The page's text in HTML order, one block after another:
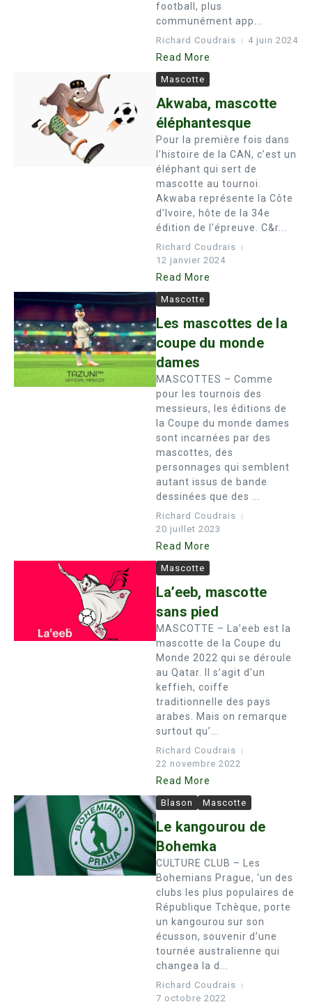
football, plus
communément app...
Richard Coudrais 4 juin 2024
Read More
Mascotte
Akwaba, mascotte
éléphantesque
Pour la première fois dans
l’histoire de la CAN, c’est un
éléphant qui sert de
mascotte au tournoi.
Akwaba représente la Côte
d’Ivoire, hôte de la 34e
édition de l’épreuve. C&r...
Richard Coudrais
12 janvier 2024
Read More
Mascotte
Les mascottes de la
coupe du monde
dames
MASCOTTES – Comme
pour les tournois des
messieurs, les éditions de
la Coupe du monde dames
sont incarnées par des
mascottes, des
personnages qui semblent
autant issus de bande
dessinées que des ...
Richard Coudrais
20 juillet 2023
Read More
Mascotte
La’eeb, mascotte
sans pied
MASCOTTE – La’eeb est la
mascotte de la Coupe du
Monde 2022 qui se déroule
au Qatar. Il s’agit d’un
keffieh, coiffe
traditionnelle des pays
arabes. Mais on remarque
surtout qu’...
Richard Coudrais
22 novembre 2022
Read More
Blason Mascotte
Le kangourou de
Bohemka
CULTURE CLUB – Les
Bohemians Prague, ‘un des
clubs les plus populaires de
République Tchèque, porte
un kangourou sur son
écusson, souvenir d’une
tournée australienne qui
changea la d...
Richard Coudrais
7 octobre 2022